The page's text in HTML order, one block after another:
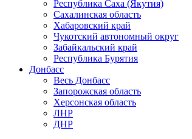
Республика Саха (Якутия)
Сахалинская область
Хабаровский край
Чукотский автономный округ
Забайкальский край
Республика Бурятия
Донбасс
Весь Донбасс
Запорожская область
Херсонская область
ЛНР
ДНР